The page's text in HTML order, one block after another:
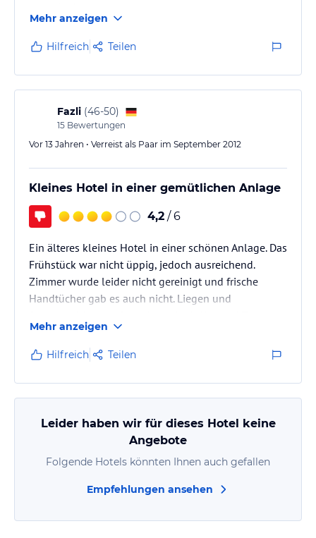
Mehr anzeigen
Hilfreich Teilen
Fazli (46-50)
15 Bewertungen
Vor 13 Jahren • Verreist als Paar im September 2012
Kleines Hotel in einer gemütlichen Anlage
4,2 / 6
Ein älteres kleines Hotel in einer schönen Anlage. Das
Frühstück war nicht üppig, jedoch ausreichend.
Zimmer wurde leider nicht gereinigt und frische
Handtücher gab es auch nicht. Liegen und
sollte (ganztätig) kostenlos sein (lt.
Hotelbeschreibung), leider wurde kräftig abkassiert.
Mehr anzeigen
Hilfreich Teilen
Leider haben wir für dieses Hotel keine
Angebote
Folgende Hotels könnten Ihnen auch gefallen
Empfehlungen ansehen